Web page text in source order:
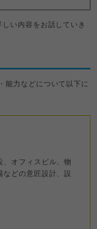
い内容をお話していき
能力などについて以下に
、オフィスビル、物
などの意匠設計、設